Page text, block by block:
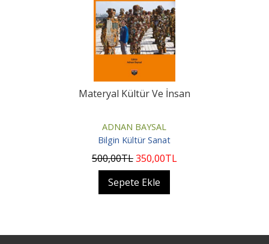
Materyal Kültür Ve İnsan
ADNAN BAYSAL
Bilgin Kültür Sanat
500,00TL350,00TL
Sepete Ekle